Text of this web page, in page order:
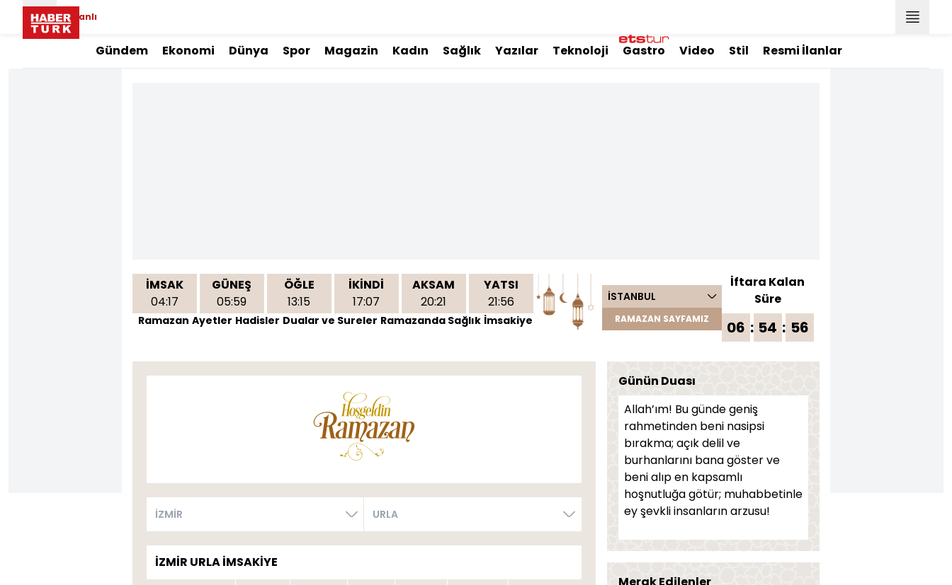
Canlı
Gündem Ekonomi Dünya Spor Magazin Kadın Sağlık Yazılar Teknoloji Gastro Video Stil Resmi İlanlar
İMSAK
04:17
GÜNEŞ
05:59
ÖĞLE
13:15
İKİNDİ
17:07
AKSAM
20:21
YATSI
21:56
Ramazan Ayetler Hadisler Dualar ve Sureler Ramazanda Sağlık İmsakiye
İSTANBUL
RAMAZAN SAYFAMIZ
İftara Kalan
Süre
06 : 54 : 56
İZMİR URLA İMSAKİYE
Günün Duası
Allah’ım! Bu günde geniş
rahmetinden beni nasipsi
bırakma; açık delil ve
burhanlarını bana göster ve
beni alıp en kapsamlı
hoşnutluğa götür; muhabbetinle
ey şevkli insanların arzusu!